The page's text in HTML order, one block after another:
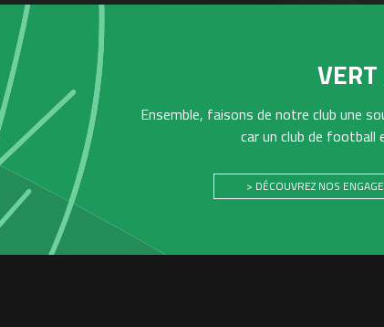
Ensemble, faisons de notre club une
car un club de football
> DÉCOUVREZ NOS